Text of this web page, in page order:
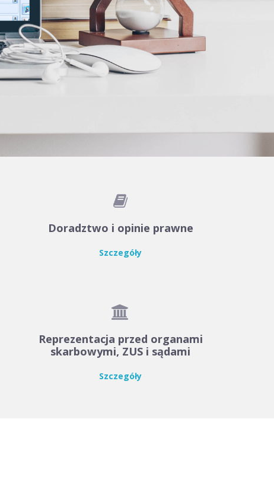

Doradztwo i opinie prawne
Szczegóły

Reprezentacja przed organami
skarbowymi, ZUS i sądami
Szczegóły